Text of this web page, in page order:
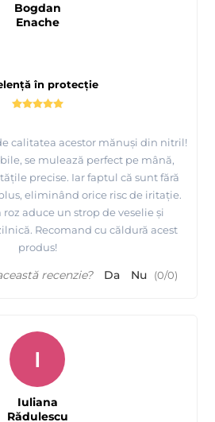
în protecție
calitatea acestor mănuși din nitril!
se mulează perfect pe mână,
precise. Iar faptul că sunt fără
eliminând orice risc de iritație.
aduce un strop de veselie și
Recomand cu căldură acest
produs!
Bogdan
Enache
recenzie? Da Nu (0/0)
I
Iuliana
Rădulescu